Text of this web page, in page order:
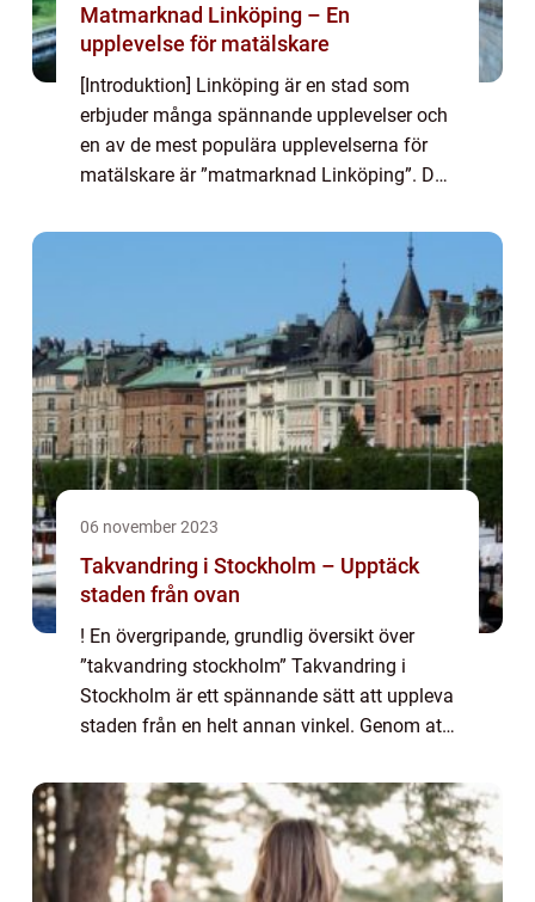
Matmarknad Linköping – En
upplevelse för matälskare
[Introduktion] Linköping är en stad som
erbjuder många spännande upplevelser och
en av de mest populära upplevelserna för
matälskare är ”matmarknad Linköping”. Den
matmarknaden, vad den innebär, ...
06 november 2023
Takvandring i Stockholm – Upptäck
staden från ovan
! En övergripande, grundlig översikt över
”takvandring stockholm” Takvandring i
Stockholm är ett spännande sätt att uppleva
staden från en helt annan vinkel. Genom att
fantastisk utsikt över den va...